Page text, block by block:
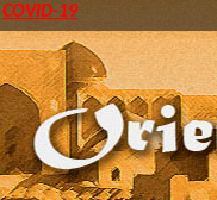
COVID-19